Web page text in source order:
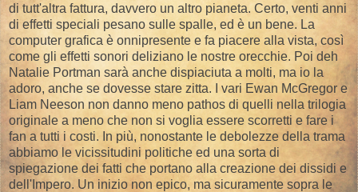
di tutt'altra fattura, davvero un altro pianeta. Certo, venti anni
di effetti speciali pesano sulle spalle, ed è un bene. La
computer grafica è onnipresente e fa piacere alla vista, così
come gli effetti sonori deliziano le nostre orecchie. Poi deh
Natalie Portman sarà anche dispiaciuta a molti, ma io la
adoro, anche se dovesse stare zitta. I vari Ewan McGregor e
Liam Neeson non danno meno pathos di quelli nella trilogia
originale a meno che non si voglia essere scorretti e fare i
fan a tutti i costi. In più, nonostante le debolezze della trama
abbiamo le vicissitudini politiche ed una sorta di
spiegazione dei fatti che portano alla creazione dei dissidi e
dell'Impero. Un inizio non epico, ma sicuramente sopra le